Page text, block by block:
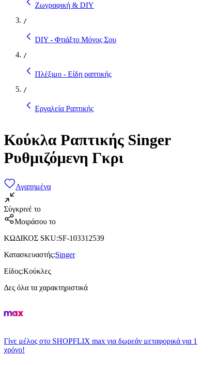
Ζωγραφική & DIY
/
DIY - Φτιάξτο Μόνος Σου
/
Πλέξιμο - Είδη ραπτικής
/
Εργαλεία Ραπτικής
Κούκλα Ραπτικής Singer
Ρυθμιζόμενη Γκρι
Αγαπημένα
Σύγκρινέ το
Μοιράσου το
ΚΩΔΙΚΟΣ SKU:SF-103312539
Κατασκευαστής:Singer
Είδος:Κούκλες
Δες όλα τα χαρακτηριστικά
Γίνε μέλος στο SHOPFLIX max για δωρεάν μεταφορικά για 1
χρόνο!